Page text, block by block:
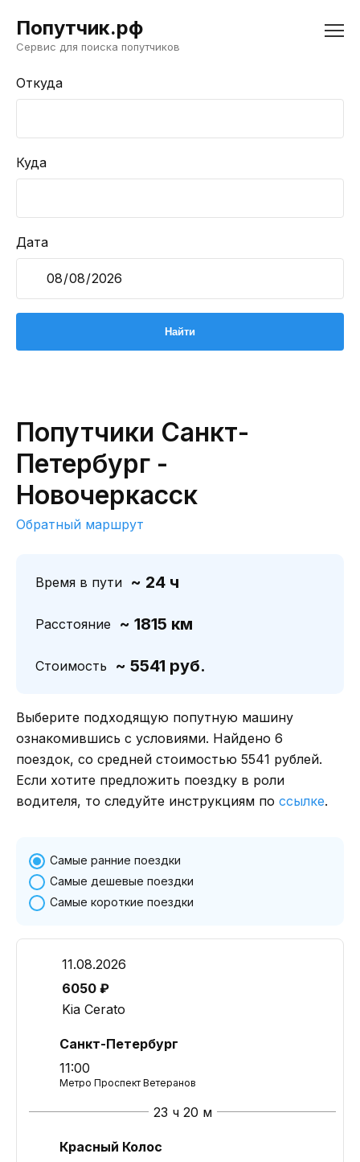
Попутчик.рф
Сервис для поиска попутчиков
Откуда
Куда
Дата
Попутчики Санкт-
Петербург -
Новочеркасск
Обратный маршрут
Время в пути ~ 24 ч
Расстояние ~ 1815 км
Стоимость ~ 5541 руб.
Выберите подходящую попутную машину
ознакомившись с условиями. Найдено 6
поездок, со средней стоимостью 5541 рублей.
Если хотите предложить поездку в роли
водителя, то следуйте инструкциям по ссылке.
Самые ранние поездки
Самые дешевые поездки
Самые короткие поездки
11.08.2026
6050 ₽
Kia Cerato
Санкт-Петербург
11:00
Метро Проспект Ветеранов
23 ч 20 м
Красный Колос